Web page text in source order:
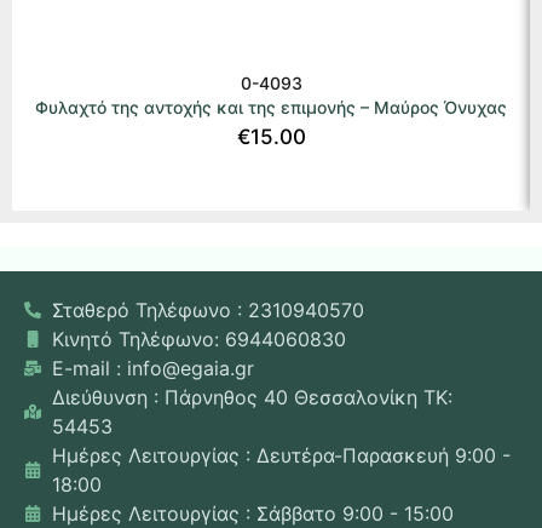
0-4093
Φυλαχτό της αντοχής και της επιμονής – Μαύρος Όνυχας
€15.00
Σταθερό Τηλέφωνο : 2310940570
Κινητό Τηλέφωνο: 6944060830
E-mail : info@egaia.gr
Διεύθυνση : Πάρνηθος 40 Θεσσαλονίκη ΤΚ:
54453
Ημέρες Λειτουργίας : Δευτέρα-Παρασκευή 9:00 -
18:00
Ημέρες Λειτουργίας : Σάββατο 9:00 - 15:00